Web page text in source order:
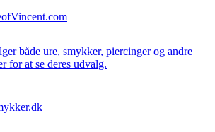
både ure, smykker, piercinger og andre
for at se deres udvalg.